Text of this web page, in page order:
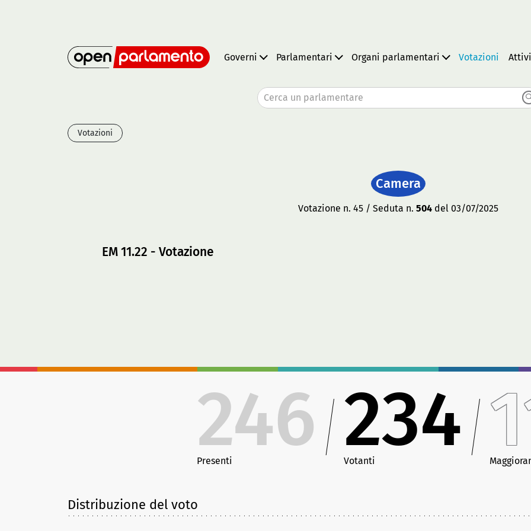
Governi Parlamentari Organi parlamentari Votazioni
Cerca un parlamentare
Votazioni
Camera
Votazione n. 45 / Seduta n. 504 del 03/07/2025
EM 11.22 - Votazione
246
Presenti 234
Votanti
Distribuzione del voto